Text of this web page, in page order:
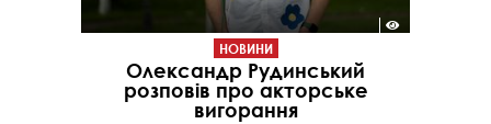
НОВИНИ
Олександр Рудинський
розповів про акторське
вигорання